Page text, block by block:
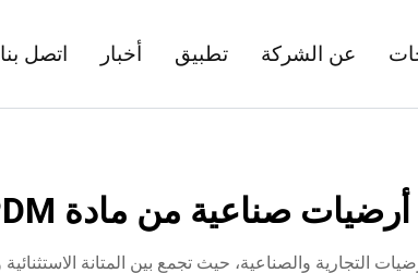
عن الشركة تطبيق أخبار اتصل بنا
أرضيات صناعية من مادة EPDM